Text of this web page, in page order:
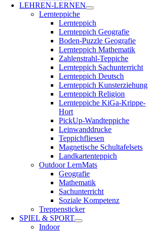
LEHREN-LERNEN
Lernteppiche
Lernteppich
Lernteppich Geografie
Boden-Puzzle Geografie
Lernteppich Mathematik
Zahlenstrahl-Teppiche
Lernteppich Sachunterricht
Lernteppich Deutsch
Lernteppich Kunsterziehung
Lernteppich Religion
Lernteppiche KiGa-Krippe-
Hort
PickUp-Wandteppiche
Leinwanddrucke
Teppichfliesen
Magnetische Schultafelsets
Landkartenteppich
Outdoor LernMats
Geografie
Mathematik
Sachunterricht
Soziale Kompetenz
Treppensticker
SPIEL & SPORT
Indoor